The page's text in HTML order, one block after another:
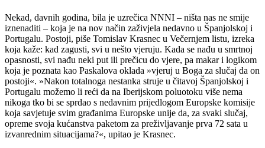
Nekad, davnih godina, bila je uzrečica NNNI – ništa nas ne smije
iznenaditi – koja je na nov način zaživjela nedavno u Španjolskoj i
Portugalu. Postoji, piše Tomislav Krasnec u Večernjem listu, izreka
koja kaže: kad zagusti, svi u nešto vjeruju. Kada se nađu u smrtnoj
opasnosti, svi nađu neki put ili prečicu do vjere, pa makar i logikom
koja je poznata kao Paskalova oklada »vjeruj u Boga za slučaj da on
postoji«. »Nakon totalnoga nestanka struje u čitavoj Španjolskoj i
Portugalu možemo li reći da na Iberijskom poluotoku više nema
nikoga tko bi se sprdao s nedavnim prijedlogom Europske komisije
koja savjetuje svim građanima Europske unije da, za svaki slučaj,
opreme svoja kućanstva paketom za preživljavanje prva 72 sata u
izvanrednim situacijama?«, upitao je Krasnec.